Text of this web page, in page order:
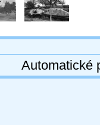
Automatické